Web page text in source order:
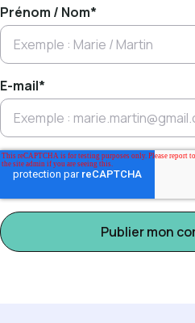
Prénom / Nom*
E-mail*